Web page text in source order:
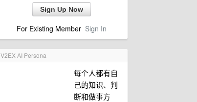
Sign Up Now
For Existing Member Sign In
V2EX AI Persona
每个人都有自
己的知识、判
断和做事方